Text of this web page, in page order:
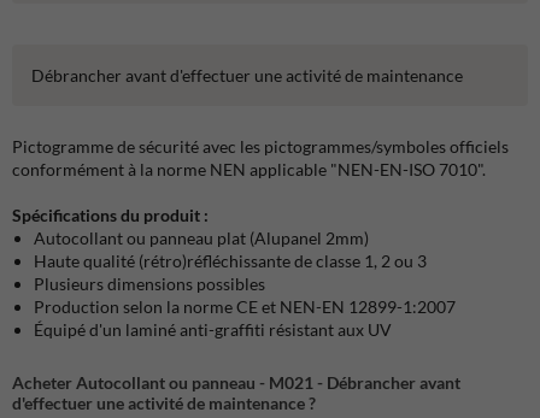
Débrancher avant d'effectuer une activité de maintenance
Pictogramme de sécurité avec les pictogrammes/symboles officiels
conformément à la norme NEN applicable "NEN-EN-ISO 7010".
Spécifications du produit :
Autocollant ou panneau plat (Alupanel 2mm)
Haute qualité (rétro)réfléchissante de classe 1, 2 ou 3
Plusieurs dimensions possibles
Production selon la norme CE et NEN-EN 12899-1:2007
Équipé d'un laminé anti-graffiti résistant aux UV
Acheter Autocollant ou panneau - M021 - Débrancher avant
d'effectuer une activité de maintenance ?